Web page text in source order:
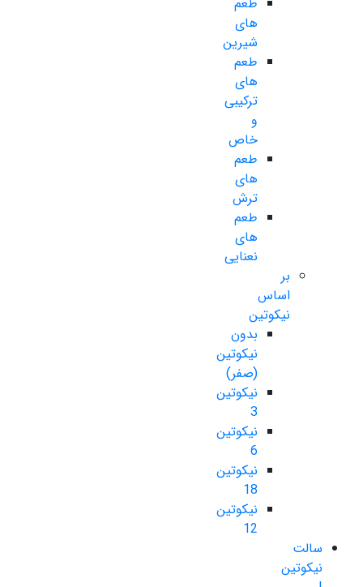
های
شیرین
طعم
های
ترکیبی
و
خاص
طعم
های
ترش
طعم
های
نعنایی
بر
اساس
نیکوتین
بدون
نیکوتین
(صفر)
نیکوتین
3
نیکوتین
6
نیکوتین
18
نیکوتین
12
سالت
نیکوتین